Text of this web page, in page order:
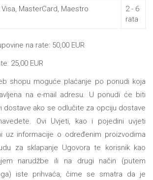
Visa, MasterCard, Maestro
2 - 6
rata
na rate: 50,00 EUR
25,00 EUR
shopu moguće plaćanje po ponudi koja
na e-mail adresu. U ponudi će biti
dostave ako se odlučite za opciju dostave
Ovi Uvjeti, kao i pojedini uvjeti
uz informacije o određenim proizvodima
za sklapanje Ugovora te korisnik kao
narudžbe ili na drugi način (putem
iste prihvaća, čime se smatra da je